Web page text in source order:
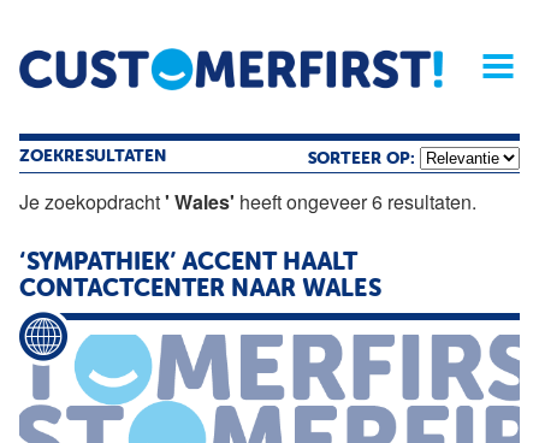
Home Opinie Archief
Magazine
ZOEKRESULTATEN SORTEER OP:
Je zoekopdracht' Wales' heeft ongeveer 6 resultaten.
‘SYMPATHIEK’ ACCENT HAALT
CONTACTCENTER NAAR WALES